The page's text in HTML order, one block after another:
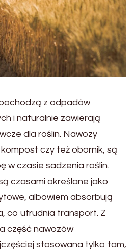
z odpadów
i naturalnie zawierają
dla roślin. Nawozy
czy też obornik, są
w czasie sadzenia roślin.
czasami określane jako
albowiem absorbują
co utrudnia transport. Z
część nawozów
stosowana tylko tam,